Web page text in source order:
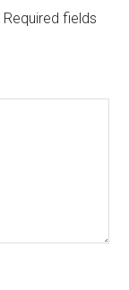
Required fields